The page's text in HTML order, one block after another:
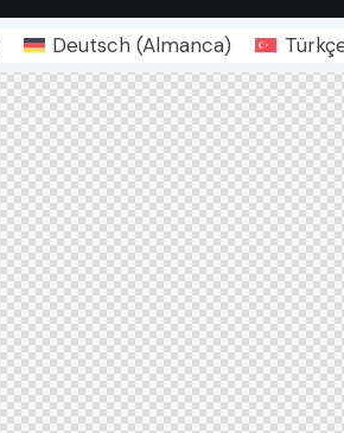
Deutsch (Almanca)